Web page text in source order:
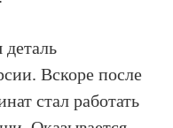
Вскоре после
стал работать